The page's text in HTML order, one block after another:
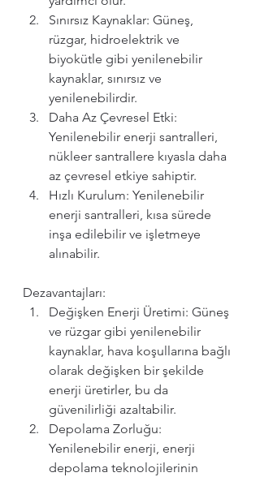
Sınırsız Kaynaklar: Güneş,
rüzgar, hidroelektrik ve
biyokütle gibi yenilenebilir
kaynaklar, sınırsız ve
yenilenebilirdir.
Daha Az Çevresel Etki:
Yenilenebilir enerji santralleri,
nükleer santrallere kıyasla daha
az çevresel etkiye sahiptir.
Hızlı Kurulum: Yenilenebilir
enerji santralleri, kısa sürede
inşa edilebilir ve işletmeye
alınabilir.
Dezavantajları:
Değişken Enerji Üretimi: Güneş
ve rüzgar gibi yenilenebilir
kaynaklar, hava koşullarına bağlı
olarak değişken bir şekilde
enerji üretirler, bu da
güvenilirliği azaltabilir.
Depolama Zorluğu:
Yenilenebilir enerji, enerji
depolama teknolojilerinin